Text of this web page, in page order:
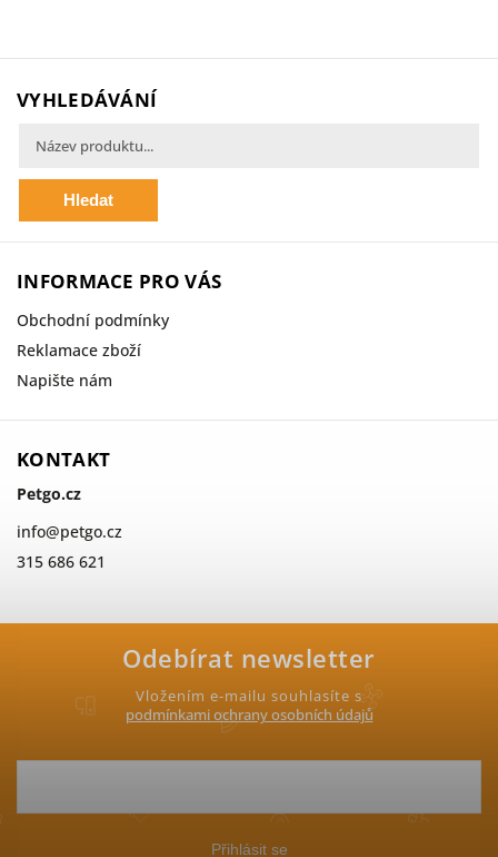
Odebírat newsletter
Vložením e-mailu souhlasíte s
podmínkami ochrany osobních údajů
Přihlásit se
VYHLEDÁVÁNÍ
Hledat
INFORMACE PRO VÁS
Obchodní podmínky
Reklamace zboží
Napište nám
KONTAKT
Petgo.cz
info@petgo.cz
315 686 621